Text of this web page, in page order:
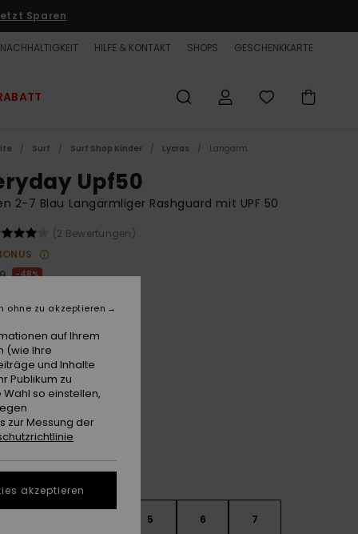
Sparen
NACHHALTIGKEIT HILFE & KONTAKT SHOPS GESCHENKKARTE
Surf Surf Shop Kinder Lycras Langarm
Upf50
2-7 Blau Langärmliger Rashguard mit UPF 50
(2 Bewertungen)
48%
RABATT EXTRA 25 %
Dark Navy/monaco Blue
5 6 7
auf Ihrem
(wie Ihre
und Inhalte
Publikum zu
so einstellen,
zur Messung der
ohne zu akzeptieren
akzeptieren